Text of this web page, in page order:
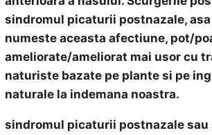
sindromul picaturii postnazale,
numeste aceasta afectiune, pot/
ameliorate/ameliorat mai usor cu
naturiste bazate pe plante si pe
naturale la indemana noastra.
sindromul picaturii postnazale sau